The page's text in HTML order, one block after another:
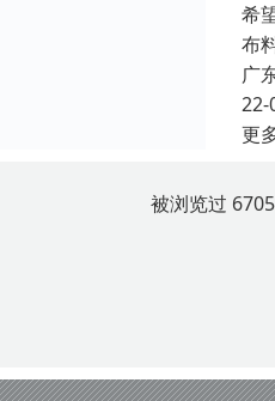
希
布
广
22-
更
被浏览过